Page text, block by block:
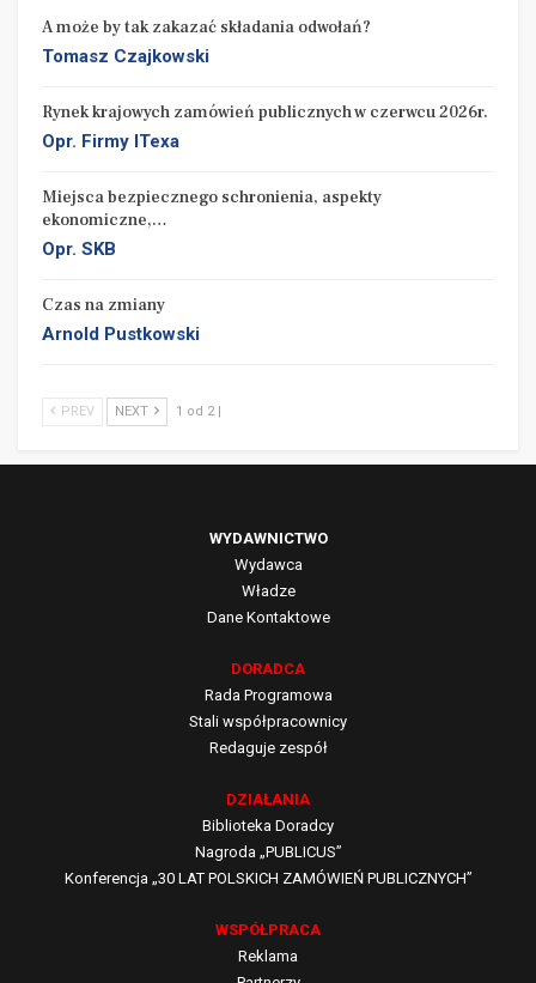
A może by tak zakazać składania odwołań?
Tomasz Czajkowski
Rynek krajowych zamówień publicznych w czerwcu 2026r.
Opr. Firmy ITexa
Miejsca bezpiecznego schronienia, aspekty
ekonomiczne,…
Opr. SKB
Czas na zmiany
Arnold Pustkowski
PREV NEXT 1 od 2 |
WYDAWNICTWO
Wydawca
Władze
Dane Kontaktowe
DORADCA
Rada Programowa
Stali współpracownicy
Redaguje zespół
DZIAŁANIA
Biblioteka Doradcy
Nagroda „PUBLICUS”
Konferencja „30 LAT POLSKICH ZAMÓWIEŃ PUBLICZNYCH”
WSPÓŁPRACA
Reklama